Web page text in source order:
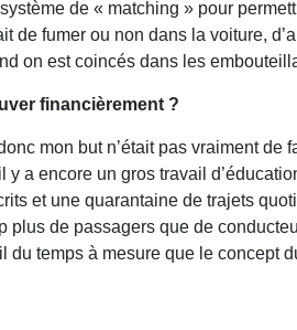
de « matching » pour
de fumer ou non dans la voiture,
on est coincés dans les
financièrement ?
mon but n’était pas vraiment de
a encore un gros travail
et une quarantaine de trajets
plus de passagers que de
du temps à mesure que le